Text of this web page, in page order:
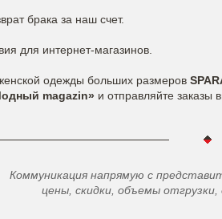
брака за наш счет.
для интернет-магазинов.
одежды больших размеров
magazin» и отправляйте заказы
Коммуникация напрямую с
цены, скидки, объемы отгрузки,